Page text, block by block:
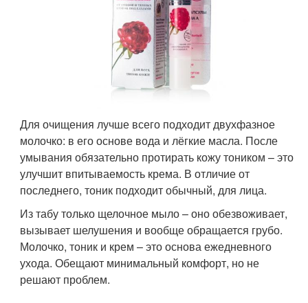
Для очищения лучше всего подходит двухфазное
молочко: в его основе вода и лёгкие масла. После
умывания обязательно протирать кожу тоником – это
улучшит впитываемость крема. В отличие от
последнего, тоник подходит обычный, для лица.
Из табу только щелочное мыло – оно обезвоживает,
вызывает шелушения и вообще обращается грубо.
Молочко, тоник и крем – это основа ежедневного
ухода. Обещают минимальный комфорт, но не
решают проблем.